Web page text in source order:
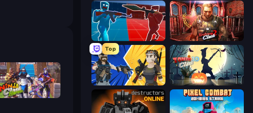
Ninja Clash Heroes
Battle of the Soldiers: Red vs Blue Subway Clash 2
Top
BuildNow GG Zombie Clash 3D: Halloween